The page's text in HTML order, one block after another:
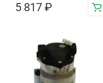
5 817 ₽